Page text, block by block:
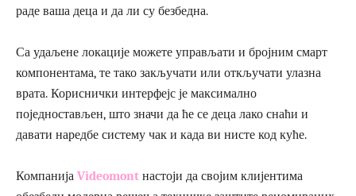
раде ваша деца и да ли су безбедна.
Са удаљене локације можете управљати и бројним смарт
компонентама, те тако закључати или откључати улазна
врата. Кориснички интерфејс је максимално
поједностављен, што значи да ће се деца лако снаћи и
давати наредбе систему чак и када ви нисте код куће.
Компанија Videomont настоји да својим клијентима